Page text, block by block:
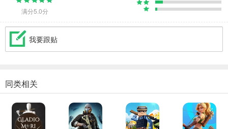
满分5.0分
我要跟贴
同类相关